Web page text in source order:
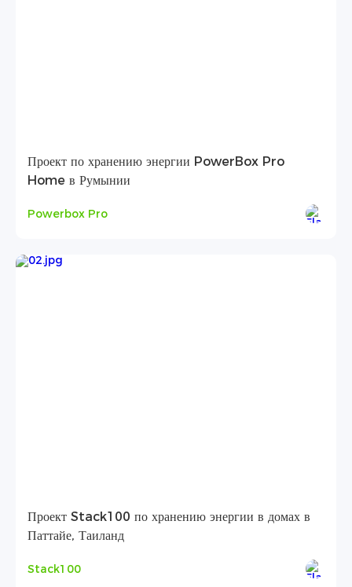
Проект по хранению энергии PowerBox Pro
Home в Румынии
Powerbox Pro
Проект Stack100 по хранению энергии в домах в
Паттайе, Таиланд
Stack100